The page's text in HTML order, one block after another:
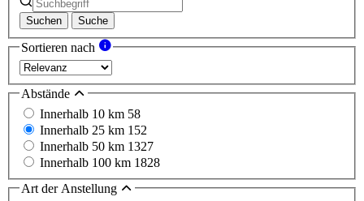
Suchen Suche
Sortieren nach
Abstände
Innerhalb 10 km 58
Innerhalb 25 km 152
Innerhalb 50 km 1327
Innerhalb 100 km 1828
Art der Anstellung